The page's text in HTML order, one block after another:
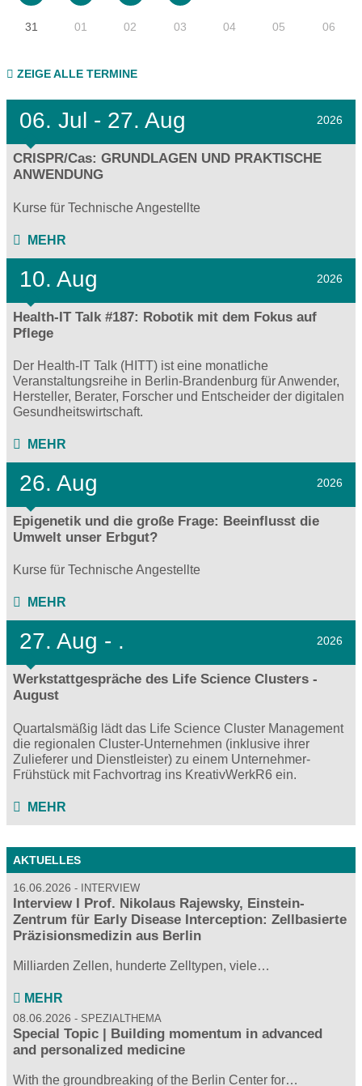
31 01 02 03 04 05 06
ZEIGE ALLE TERMINE
06. Jul - 27. Aug 2026
CRISPR/Cas: GRUNDLAGEN UND PRAKTISCHE
ANWENDUNG
Kurse für Technische Angestellte
MEHR
10. Aug 2026
Health-IT Talk #187: Robotik mit dem Fokus auf
Pflege
Der Health-IT Talk (HITT) ist eine monatliche
Veranstaltungsreihe in Berlin-Brandenburg für Anwender,
Hersteller, Berater, Forscher und Entscheider der digitalen
Gesundheitswirtschaft.
MEHR
26. Aug 2026
Epigenetik und die große Frage: Beeinflusst die
Umwelt unser Erbgut?
Kurse für Technische Angestellte
MEHR
27. Aug - . 2026
Werkstattgespräche des Life Science Clusters -
August
Quartalsmäßig lädt das Life Science Cluster Management
die regionalen Cluster-Unternehmen (inklusive ihrer
Zulieferer und Dienstleister) zu einem Unternehmer-
Frühstück mit Fachvortrag ins KreativWerkR6 ein.
MEHR
AKTUELLES
16.06.2026 INTERVIEW
Interview I Prof. Nikolaus Rajewsky, Einstein-
Zentrum für Early Disease Interception: Zellbasierte
Präzisionsmedizin aus Berlin
Milliarden Zellen, hunderte Zelltypen, viele…
MEHR
08.06.2026 SPEZIALTHEMA
Special Topic | Building momentum in advanced
and personalized medicine
With the groundbreaking of the Berlin Center for…